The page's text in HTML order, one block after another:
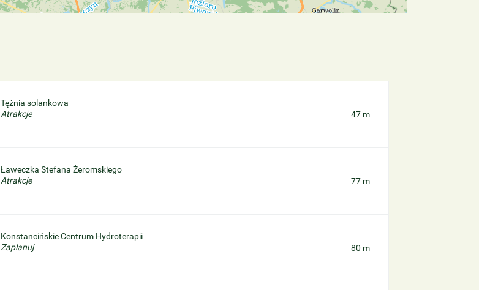
Tężnia solankowa
Atrakcje
47 m
Ławeczka Stefana Żeromskiego
Atrakcje
77 m
Konstancińskie Centrum Hydroterapii
Zaplanuj
80 m